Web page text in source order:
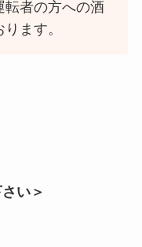
転者の方への酒
ます。
い＞